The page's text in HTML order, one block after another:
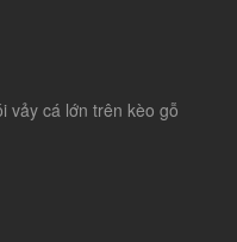
vảy cá lớn trên kèo gỗ